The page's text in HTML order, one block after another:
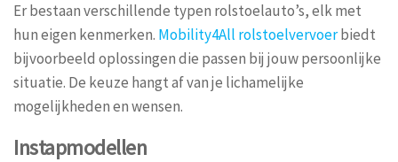
Er bestaan verschillende typen rolstoelauto’s, elk met
hun eigen kenmerken. Mobility4All rolstoelvervoerbiedt
bijvoorbeeld oplossingen die passen bij jouw persoonlijke
situatie. De keuze hangt af van je lichamelijke
mogelijkheden en wensen.
Instapmodellen